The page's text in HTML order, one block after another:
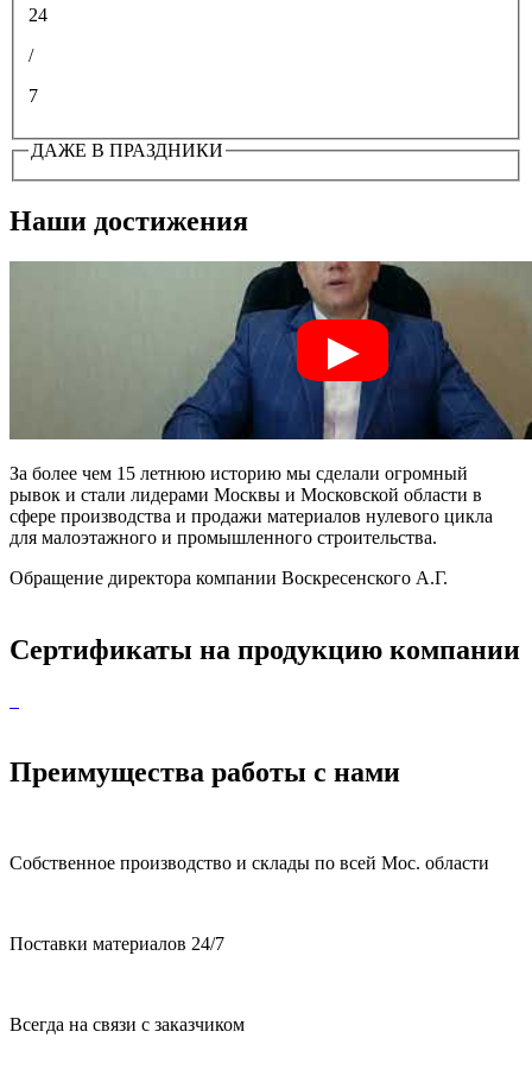
24
/
7
ДАЖЕ В ПРАЗДНИКИ
Наши достижения
За более чем 15 летнюю историю мы сделали огромный
рывок и стали лидерами Москвы и Московской области в
сфере производства и продажи материалов нулевого цикла
для малоэтажного и промышленного строительства.
Обращение директора компании Воскресенского А.Г.
Сертификаты на продукцию компании
Преимущества работы с нами
Собственное производство и склады по всей Мос. области
Поставки материалов 24/7
Всегда на связи с заказчиком